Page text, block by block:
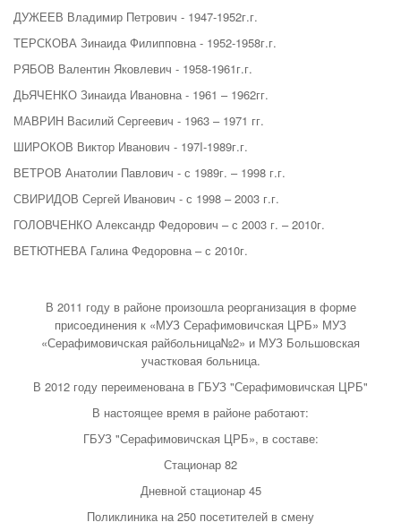
ДУЖЕЕВ Владимир Петрович - 1947-1952г.г.
ТЕРСКОВА Зинаида Филипповна - 1952-1958г.г.
РЯБОВ Валентин Яковлевич - 1958-1961г.г.
ДЬЯЧЕНКО Зинаида Ивановна - 1961 – 1962гг.
МАВРИН Василий Сергеевич - 1963 – 1971 гг.
ШИРОКОВ Виктор Иванович - 197I-1989г.г.
ВЕТРОВ Анатолии Павлович - с 1989г. – 1998 г.г.
СВИРИДОВ Сергей Иванович - с 1998 – 2003 г.г.
ГОЛОВЧЕНКО Александр Федорович – с 2003 г. – 2010г.
ВЕТЮТНЕВА Галина Федоровна – с 2010г.
В 2011 году в районе произошла реорганизация в форме
присоединения к «МУЗ Серафимовичская ЦРБ» МУЗ
«Серафимовичская райбольница№2» и МУЗ Большовская
участковая больница.
В 2012 году переименована в ГБУЗ "Серафимовичская ЦРБ"
В настоящее время в районе работают:
ГБУЗ "Серафимовичская ЦРБ», в составе:
Стационар 82
Дневной стационар 45
Поликлиника на 250 посетителей в смену